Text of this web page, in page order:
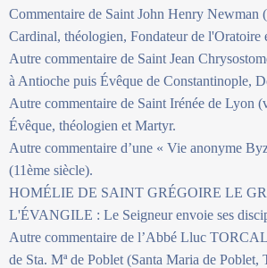
Commentaire de Saint John Henry Newman
Cardinal, théologien, Fondateur de l'Oratoire
Autre commentaire de Saint Jean
à Antioche puis Évêque de Constantinople,
Autre commentaire de Saint Irénée de Lyon
Évêque, théologien et Martyr.
Autre commentaire d’une « Vie anonyme
(11ème siècle).
HOMÉLIE DE SAINT GRÉGOIRE LE
L'ÉVANGILE : Le Seigneur envoie ses
Autre commentaire de l’Abbé Lluc
de Sta. Mª de Poblet (Santa Maria de Poblet,